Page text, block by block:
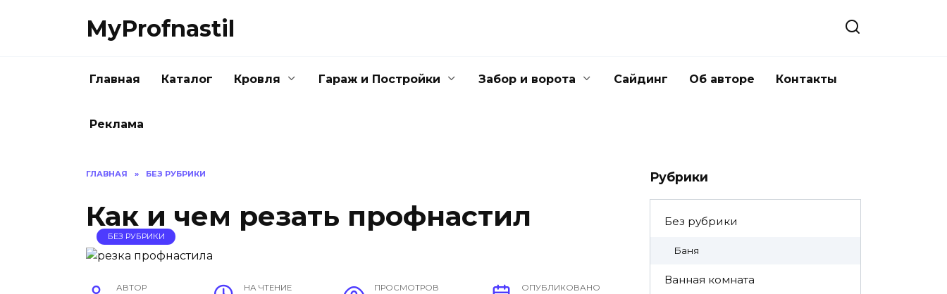
MyProfnastil
Главная Каталог Кровля Гараж и Постройки Забор и ворота Сайдинг Об авторе Контакты
Реклама
ГЛАВНАЯ » БЕЗ РУБРИКИ
Как и чем резать профнастил
БЕЗ РУБРИКИ
АВТОР НА ЧТЕНИЕ ПРОСМОТРОВ ОПУБЛИКОВАНО
Рубрики
Без рубрики
Баня
Ванная комната